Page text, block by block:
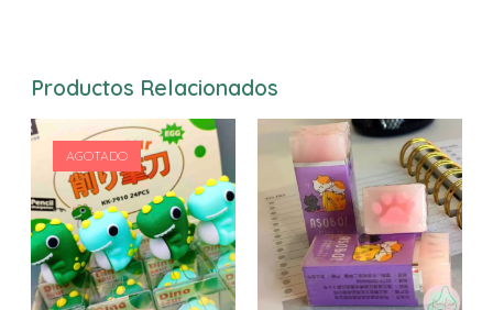
Productos Relacionados
AGOTADO